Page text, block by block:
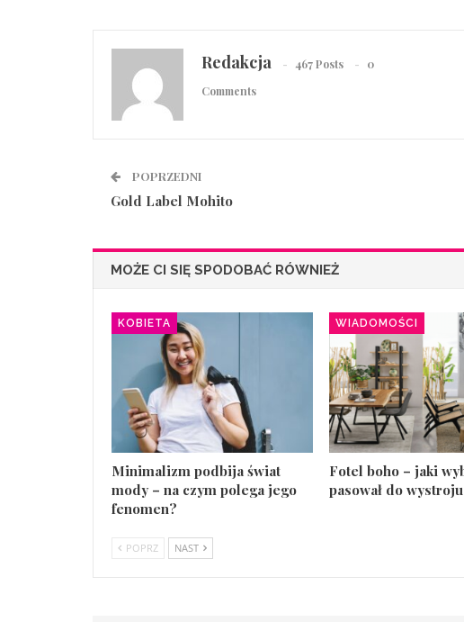
Redakcja 467 Posts
0
Comments
POPRZEDNI
Gold Label Mohito
MOŻE CI SIĘ SPODOBAĆ RÓWNIEŻ
KOBIETA
Minimalizm podbija świat
mody – na czym polega jego
fenomen?
WIADOMOŚCI
Fotel boho – jaki
pasował do
POPRZ NAST